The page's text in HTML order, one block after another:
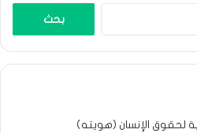
لحقوق الإنسان (هويته)